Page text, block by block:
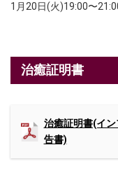
1月20日(火)19:00〜
治癒証明書
治癒証明書(イ
告書)